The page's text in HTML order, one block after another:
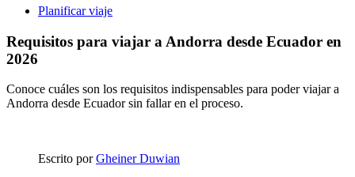
Planificar viaje
Requisitos para viajar a Andorra desde Ecuador en
2026
Conoce cuáles son los requisitos indispensables para poder viajar a
Andorra desde Ecuador sin fallar en el proceso.
Escrito porGheiner Duwian